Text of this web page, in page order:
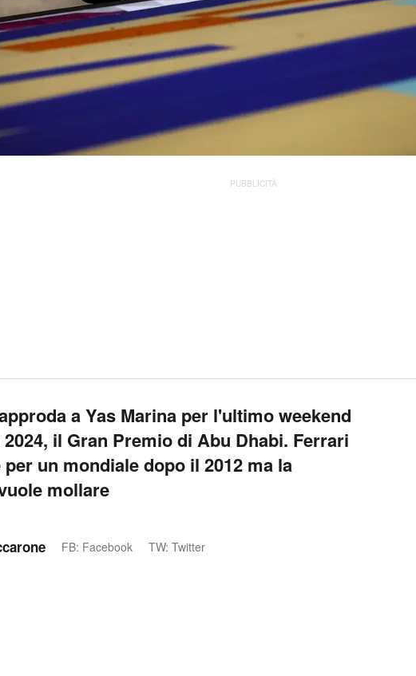
PUBBLICITÀ
a Yas Marina per l'ultimo weekend
il Gran Premio di Abu Dhabi. Ferrari
un mondiale dopo il 2012 ma la
mollare
FB: Facebook TW: Twitter